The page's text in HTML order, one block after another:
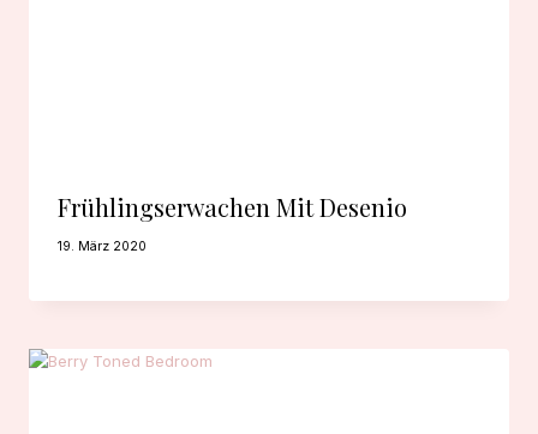
Frühlingserwachen Mit Desenio
19. März 2020